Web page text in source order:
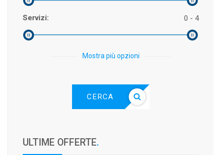
Servizi: 0 - 4
Mostra più opzioni
CERCA
ULTIME OFFERTE.